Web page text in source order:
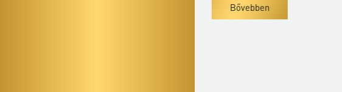
Bővebben